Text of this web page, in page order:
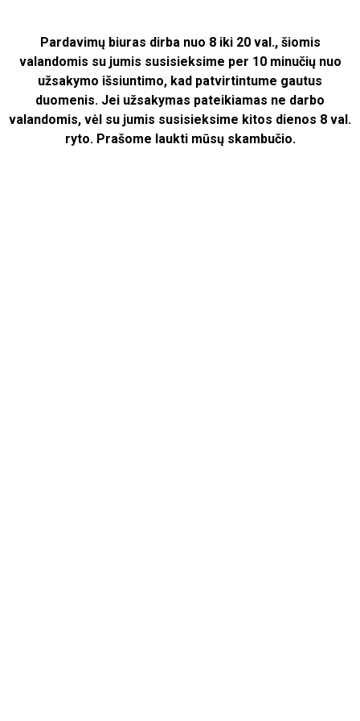
Pardavimų biuras dirba nuo 8 iki 20 val., šiomis
valandomis su jumis susisieksime per 10 minučių nuo
užsakymo išsiuntimo, kad patvirtintume gautus
duomenis. Jei užsakymas pateikiamas ne darbo
valandomis, vėl su jumis susisieksime kitos dienos 8 val.
ryto. Prašome laukti mūsų skambučio.